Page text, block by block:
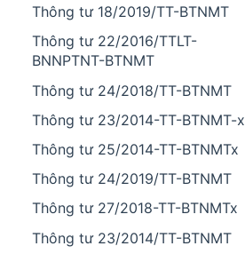
Thông tư 18/2019/TT-BTNMT
Thông tư 22/2016/TTLT-
BNNPTNT-BTNMT
Thông tư 24/2018/TT-BTNMT
Thông tư 23/2014-TT-BTNMT-x
Thông tư 25/2014-TT-BTNMTx
Thông tư 24/2019/TT-BTNMT
Thông tư 27/2018-TT-BTNMTx
Thông tư 23/2014/TT-BTNMT